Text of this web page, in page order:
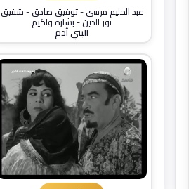
عبد الحليم مرسي-توفيق صادق-شفيق
نور الدين-بشارة واكيم
البني آدم